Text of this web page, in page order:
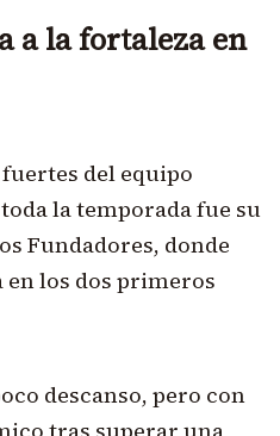
a la fortaleza en
del equipo
la temporada fue su
Fundadores, donde
los dos primeros
descanso, pero con